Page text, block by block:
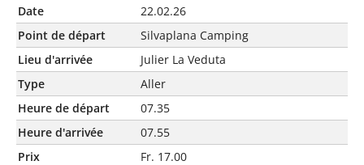
Date
22.02.26
Point de départ
Silvaplana Camping
Lieu d'arrivée
Julier La Veduta
Type
Aller
Heure de départ
07.35
Heure d'arrivée
07.55
Prix
Fr. 17.00